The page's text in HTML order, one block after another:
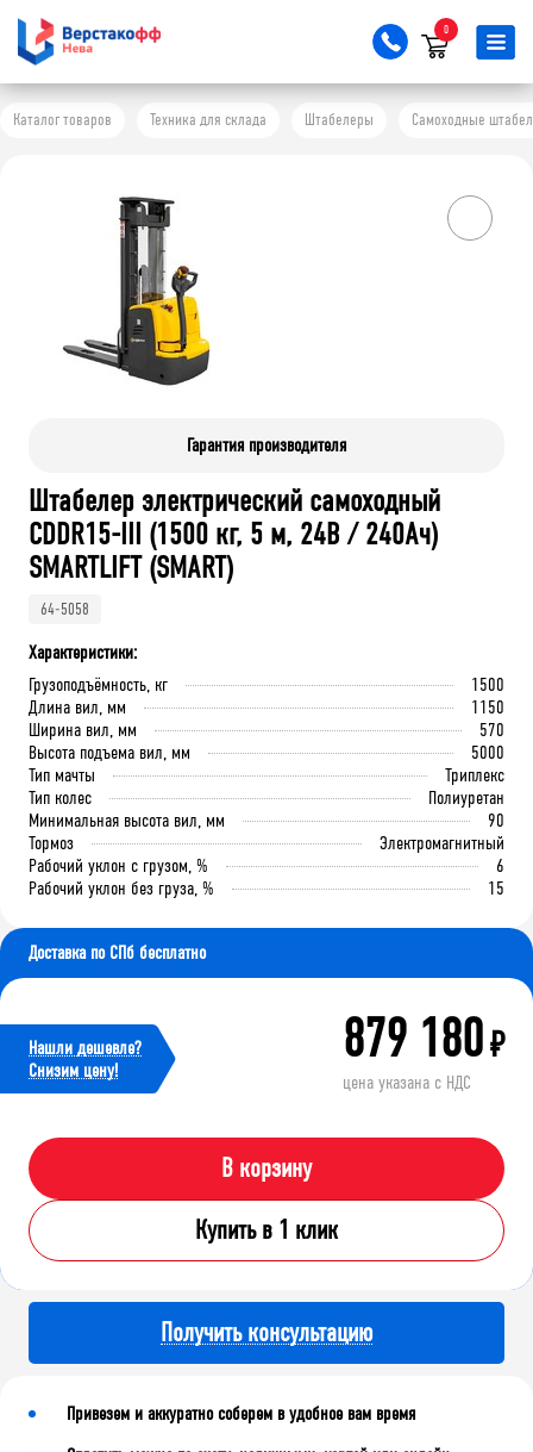
0
Каталог товаров Техника для склада Штабелеры Самоходные
Гарантия производителя
Штабелер электрический самоходный
CDDR15-III (1500 кг, 5 м, 24В / 240Ач)
SMARTLIFT (SMART)
64-5058
Характеристики:
Грузоподъёмность, кг
1500
Длина вил, мм
1150
Ширина вил, мм
570
Высота подъема вил, мм
5000
Тип мачты
Триплекс
Тип колес
Полиуретан
Минимальная высота вил, мм
90
Тормоз
Электромагнитный
Рабочий уклон с грузом, %
6
Рабочий уклон без груза, %
15
Доставка по СПб бесплатно
Нашли дешевле?
Cнизим цену!
879 180₽
цена указана с НДС
В корзину
Купить в 1 клик
Получить консультацию
Привезем и аккуратно соберем в удобное вам время